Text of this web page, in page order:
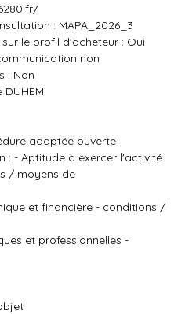
: MAPA_2026_3
le profil d'acheteur : Oui
non
: Non
adaptée ouverte
: - Aptitude à exercer l'activité
/ moyens de
et financière - conditions /
et professionnelles -